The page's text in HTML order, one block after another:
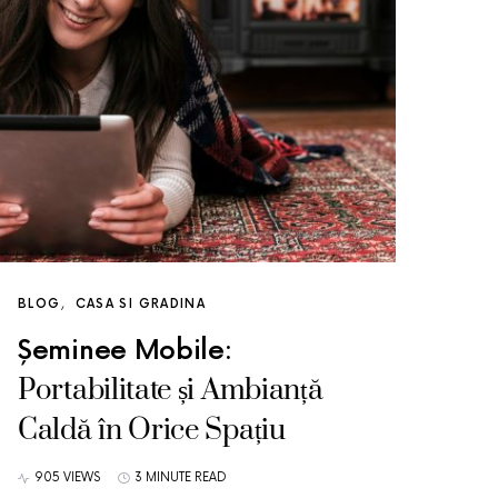
BLOG CASA SI GRADINA
Șeminee Mobile:
Portabilitate și Ambianță
Caldă în Orice Spațiu
905 VIEWS 3 MINUTE READ